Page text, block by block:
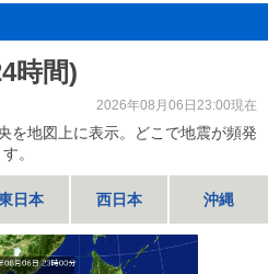
時間)
2026年08月06日23:00現在
を地図上に表示。どこで地震が頻発
。
日本 西日本 沖縄